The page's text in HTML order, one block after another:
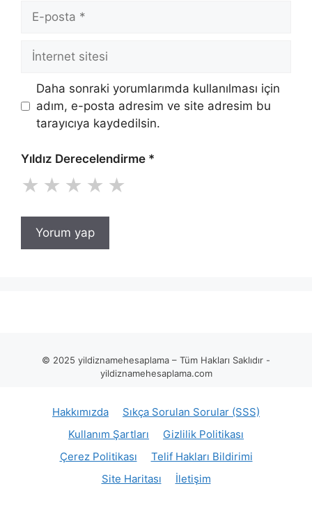
posta
İnternet
Daha sonraki yorumlarımda kullanılması için
adım, e-posta adresim ve site adresim bu
tarayıcıya kaydedilsin.
Yıldız Derecelendirme *
★ ★ ★ ★ ★
© 2025 yildiznamehesaplama – Tüm Hakları Saklıdır -
yildiznamehesaplama.com
Hakkımızda
Sıkça Sorulan Sorular (SSS)
Kullanım Şartları
Gizlilik Politikası
Çerez Politikası
Telif Hakları Bildirimi
Site Haritası
İletişim